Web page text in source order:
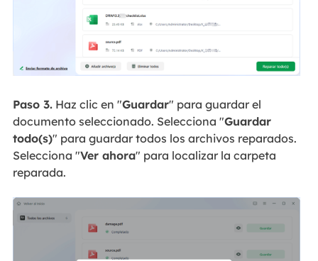
Paso 3.Haz clic en "Guardar" para guardar el
documento seleccionado. Selecciona "Guardar
todo(s)" para guardar todos los archivos reparados.
Selecciona "Ver ahora" para localizar la carpeta
reparada.